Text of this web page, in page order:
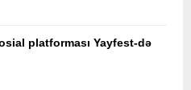
platforması Yayfest-də